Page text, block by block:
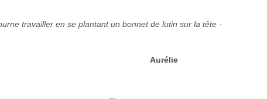
travailler en se plantant un bonnet de lutin sur la tête -
Aurélie